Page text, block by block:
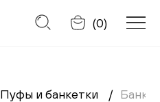
Отменить
(0)
Пуфы и банкетки